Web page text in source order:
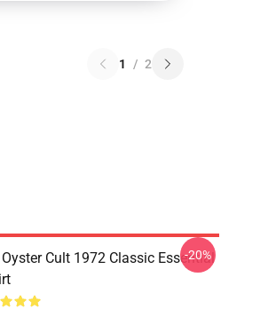
1 / 2
Cult 1972 Classic Essential
-20%